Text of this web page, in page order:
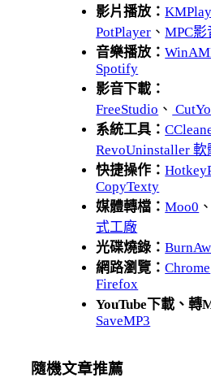
影片播放：
PotPlayer 、MPC
音樂播放：
Spotify
影音下載：
FreeStudio 、
系統工具：
RevoUninstaller
快捷操作：
CopyTexty
媒體轉檔：Moo0 、
式工廠
光碟燒錄：
網路瀏覽：Chrome
Firefox
YouTube下載、轉
SaveMP3
隨機文章推薦